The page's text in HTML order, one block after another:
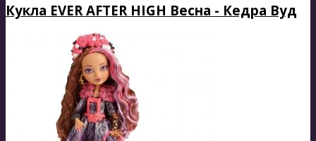
Кукла EVER AFTER HIGH Весна - Кедра Вуд